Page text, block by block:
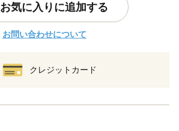
お気に入りに追加する
お問い合わせについて
クレジットカード